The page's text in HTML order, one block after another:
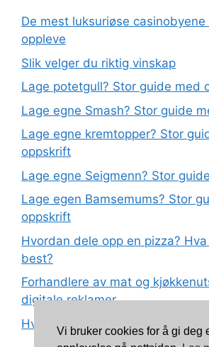
De mest luksuriøse casinobyene
oppleve
Slik velger du riktig vinskap
Lage potetgull? Stor guide med
Lage egne Smash? Stor guide
Lage egne kremtopper? Stor
oppskrift
Lage egne Seigmenn? Stor
Lage egen Bamsemums? Stor
oppskrift
Hvordan dele opp en pizza?
best?
Forhandlere av mat og
digitale reklamer
Hva betyr det at plast har
Vi bruker cookies for å gi deg